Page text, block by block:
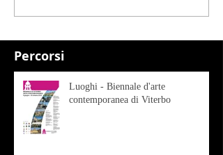
Percorsi
Luoghi - Biennale d'arte
contemporanea di Viterbo